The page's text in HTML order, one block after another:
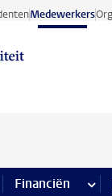
Medewerkers
HR pagina’s
Financiën